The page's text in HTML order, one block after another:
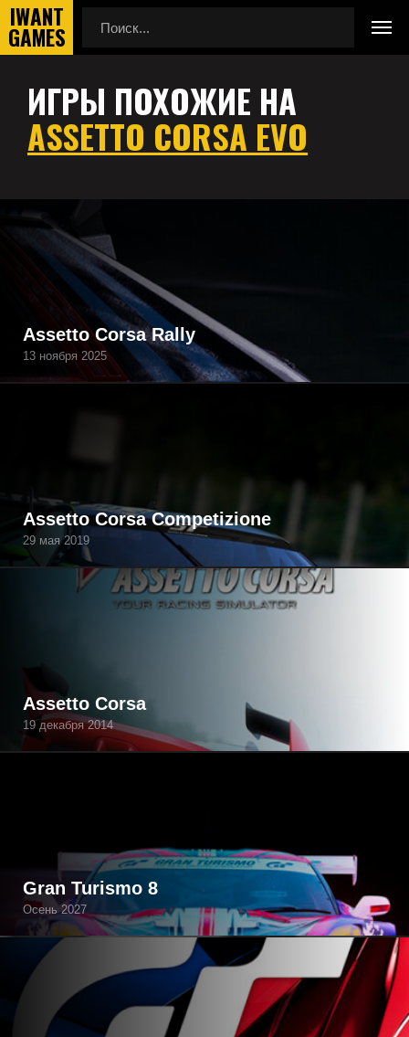
Главная
Игры похожие на Assetto Corsa EVO
ИГРЫ ПОХОЖИЕ НА
ASSETTO CORSA EVO
Подборка игр, похожих на Assetto Corsa EVO по
понравиться.
Assetto Corsa Rally
13 ноября 2025
Assetto Corsa Competizione
29 мая 2019
Assetto Corsa
19 декабря 2014
Gran Turismo 8
Осень 2027